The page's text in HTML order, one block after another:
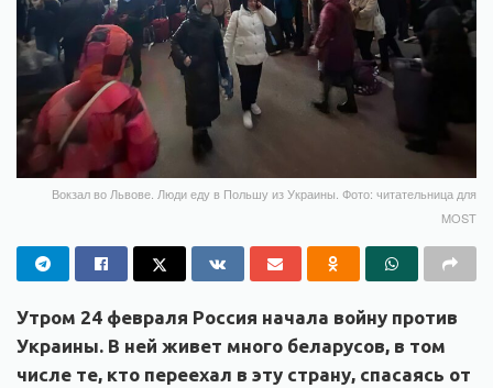
Вокзал во Львове. Люди еду в Польшу из Украины. Фото: читательница для
MOST
Утром 24 февраля Россия начала войну против
Украины. В ней живет много беларусов, в том
числе те, кто переехал в эту страну, спасаясь от